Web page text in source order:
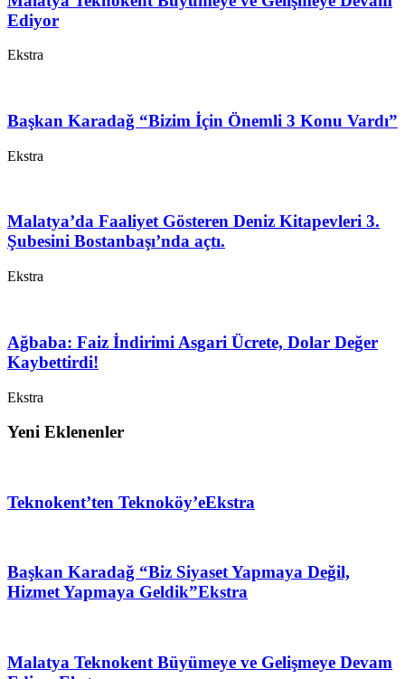
Ediyor
Ekstra
Başkan Karadağ “Bizim İçin Önemli 3 Konu Vardı”
Ekstra
Malatya’da Faaliyet Gösteren Deniz Kitapevleri 3.
Şubesini Bostanbaşı’nda açtı.
Ekstra
Ağbaba: Faiz İndirimi Asgari Ücrete, Dolar Değer
Kaybettirdi!
Ekstra
Yeni Eklenenler
Teknokent’ten Teknoköy’eEkstra
Başkan Karadağ “Biz Siyaset Yapmaya Değil,
Hizmet Yapmaya Geldik”Ekstra
Malatya Teknokent Büyümeye ve Gelişmeye Devam